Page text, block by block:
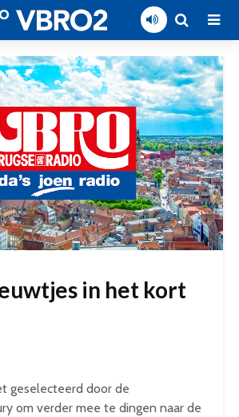
in het kort
geselecteerd door de
om verder mee te dingen naar de